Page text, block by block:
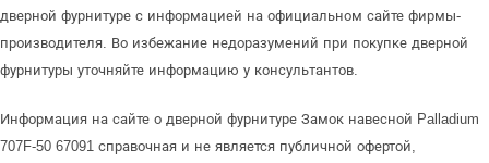
дверной фурнитуре с информацией на официальном сайте фирмы-
производителя. Во избежание недоразумений при покупке дверной
фурнитуры уточняйте информацию у консультантов.
Информация на сайте о дверной фурнитуре Замок навесной Palladium
707F-50 67091 справочная и не является публичной офертой,